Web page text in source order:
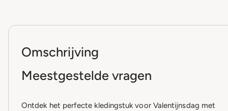
Omschrijving
Meestgestelde vragen
Ontdek het perfecte kledingstuk voor Valentijnsdag met